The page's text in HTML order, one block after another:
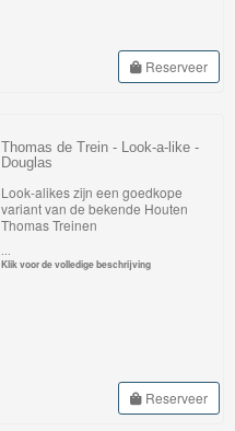
Reserveer
Thomas de Trein - Look-a-like -
Douglas
Look-alikes zijn een goedkope
variant van de bekende Houten
Thomas Treinen
Klik voor de volledige beschrijving
Reserveer